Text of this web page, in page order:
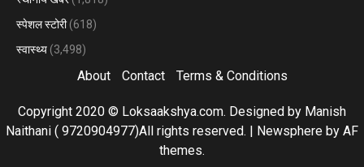
स्पेशल स्टोरी(618)
स्वास्थ्य (3,498)
About Contact Terms & Conditions
Copyright 2020 © Loksaakshya.com. Designed by Manish
Naithani ( 9720904977)All rights reserved. | Newsphere by AF
themes.